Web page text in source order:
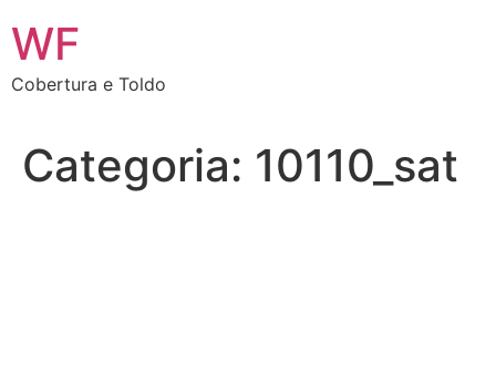
para
conteúdo
WF
Cobertura e Toldo
Categoria: 10110_sat